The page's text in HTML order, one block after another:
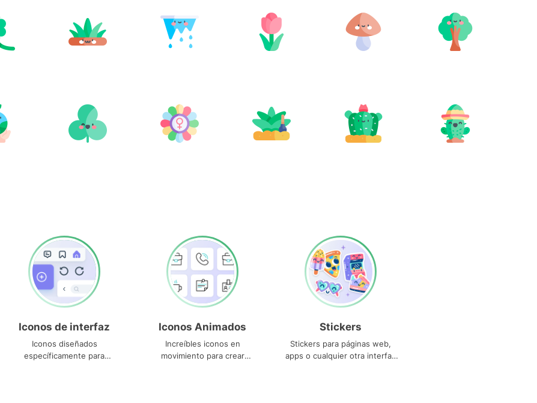
Iconos de interfaz
Iconos diseñados
específicamente para
Iconos Animados
Increíbles iconos en
movimiento para crear
Stickers
Stickers para páginas web,
apps o cualquier otra interfaz